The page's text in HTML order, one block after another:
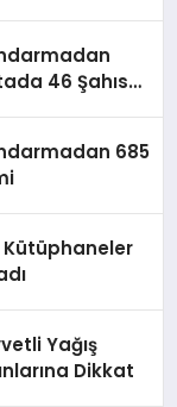
46 Şahıs
685
Kütüphaneler
Yağış
Dikkat